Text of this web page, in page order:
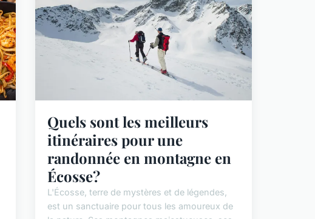
Quels sont les meilleurs
itinéraires pour une
randonnée en montagne en
Écosse?
L'Écosse, terre de mystères et de légendes,
est un sanctuaire pour tous les amoureux de